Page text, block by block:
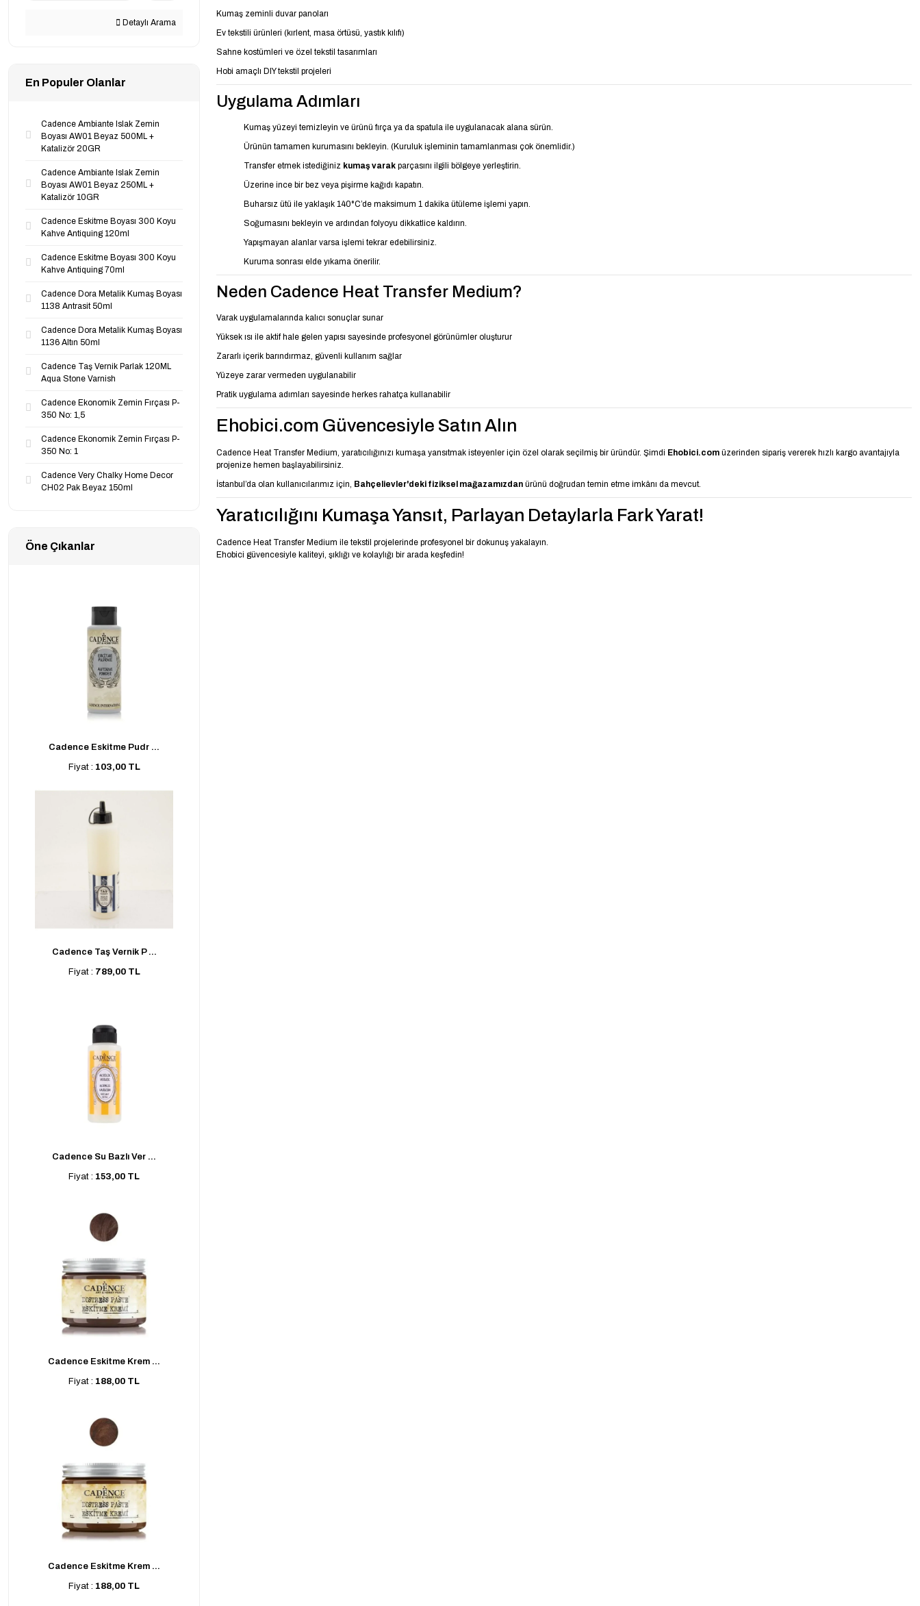
Detaylı Arama
En Populer Olanlar
Cadence Ambiante Islak Zemin
Boyası AW01 Beyaz 500ML +
Katalizör 20GR
Cadence Ambiante Islak Zemin
Boyası AW01 Beyaz 250ML +
Katalizör 10GR
Cadence Eskitme Boyası 300 Koyu
Kahve Antiquing 120ml
Cadence Eskitme Boyası 300 Koyu
Kahve Antiquing 70ml
Cadence Dora Metalik Kumaş Boyası
1138 Antrasit 50ml
Cadence Dora Metalik Kumaş Boyası
1136 Altın 50ml
Cadence Taş Vernik Parlak 120ML
Aqua Stone Varnish
Cadence Ekonomik Zemin Fırçası P-
350 No: 1,5
Cadence Ekonomik Zemin Fırçası P-
350 No: 1
Cadence Very Chalky Home Decor
CH02 Pak Beyaz 150ml
Öne Çıkanlar
Cadence Eskitme Pudr ...
Fiyat : 103,00 TL
Cadence Taş Vernik P ...
Fiyat : 789,00 TL
Cadence Su Bazlı Ver ...
Fiyat : 153,00 TL
Cadence Eskitme Krem ...
Fiyat : 188,00 TL
Cadence Eskitme Krem ...
Fiyat : 188,00 TL
Kumaş zeminli duvar panoları
Ev tekstili ürünleri (kırlent, masa örtüsü, yastık kılıfı)
Sahne kostümleri ve özel tekstil tasarımları
Hobi amaçlı DIY tekstil projeleri
Uygulama Adımları
Kumaş yüzeyi temizleyin ve ürünü fırça ya da spatula ile uygulanacak alana sürün.
Ürünün tamamen kurumasını bekleyin. (Kuruluk işleminin tamamlanması çok önemlidir.)
Transfer etmek istediğiniz kumaş varak parçasını ilgili bölgeye yerleştirin.
Üzerine ince bir bez veya pişirme kağıdı kapatın.
Buharsız ütü ile yaklaşık 140°C’de maksimum 1 dakika ütüleme işlemi yapın.
Soğumasını bekleyin ve ardından folyoyu dikkatlice kaldırın.
Yapışmayan alanlar varsa işlemi tekrar edebilirsiniz.
Kuruma sonrası elde yıkama önerilir.
Neden Cadence Heat Transfer Medium?
Varak uygulamalarında kalıcı sonuçlar sunar
Yüksek ısı ile aktif hale gelen yapısı sayesinde profesyonel görünümler oluşturur
Zararlı içerik barındırmaz, güvenli kullanım sağlar
Yüzeye zarar vermeden uygulanabilir
Pratik uygulama adımları sayesinde herkes rahatça kullanabilir
Ehobici.com Güvencesiyle Satın Alın
Cadence Heat Transfer Medium, yaratıcılığınızı kumaşa yansıtmak isteyenler için özel olarak seçilmiş bir üründür. Şimdi Ehobici.com üzerinden sipariş vererek hızlı kargo avantajıyla
projenize hemen başlayabilirsiniz.
İstanbul’da olan kullanıcılarımız için, Bahçelievler'deki fiziksel mağazamızdan ürünü doğrudan temin etme imkânı da mevcut.
Yaratıcılığını Kumaşa Yansıt, Parlayan Detaylarla Fark Yarat!
Cadence Heat Transfer Medium ile tekstil projelerinde profesyonel bir dokunuş yakalayın.
Ehobici güvencesiyle kaliteyi, şıklığı ve kolaylığı bir arada keşfedin!